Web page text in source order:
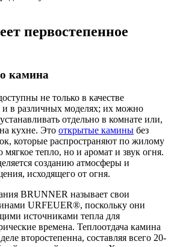
первостепенное
камина
не только в качестве
в различных моделях; их можно
отдельно в комнате или,
кухне. Это открытые камины без
которые распространяют по жилому
мягкое тепло, но и аромат и звук огня.
созданию атмосферы и
исходящего от огня.
BRUNNER называет свои
URFEUER®, поскольку они
источниками тепла для
времена. Теплоотдача камина
второстепенна, составляя всего 20-